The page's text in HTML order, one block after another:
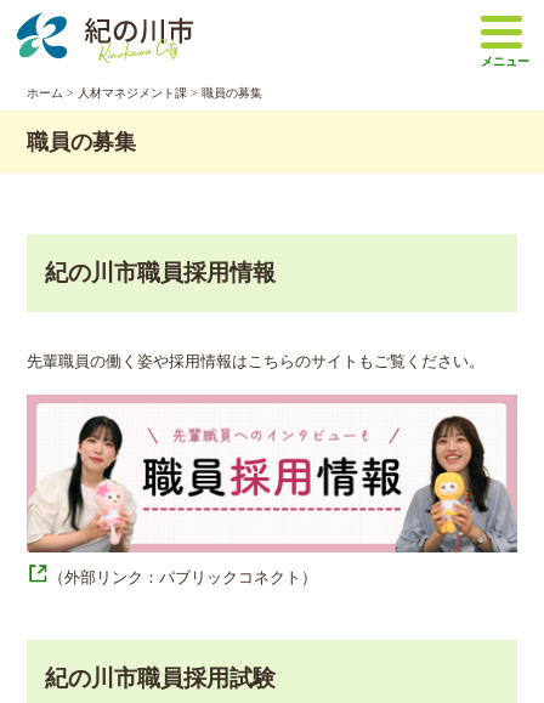
メニュー
ホーム > 人材マネジメント課 > 職員の募集
職員の募集
紀の川市職員採用情報
先輩職員の働く姿や採用情報はこちらのサイトもご覧ください。
（外部リンク：パブリックコネクト）
紀の川市職員採用試験